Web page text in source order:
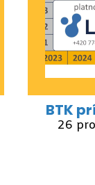
BTK
26